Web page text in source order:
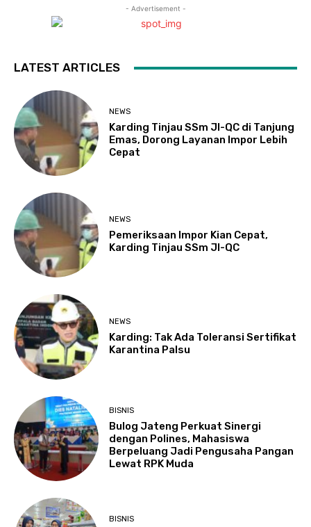
- Advertisement -
LATEST ARTICLES
NEWS
Karding Tinjau SSm JI-QC di Tanjung
Emas, Dorong Layanan Impor Lebih
Cepat
NEWS
Pemeriksaan Impor Kian Cepat,
Karding Tinjau SSm JI-QC
NEWS
Karding: Tak Ada Toleransi Sertifikat
Karantina Palsu
BISNIS
Bulog Jateng Perkuat Sinergi
dengan Polines, Mahasiswa
Berpeluang Jadi Pengusaha Pangan
Lewat RPK Muda
BISNIS